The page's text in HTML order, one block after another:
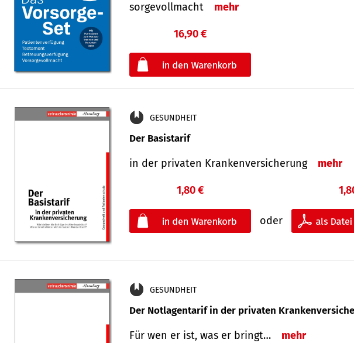
sorge­voll­macht
mehr
16,90 €
GESUNDHEIT
Der Basistarif
in der privaten Kran­ken­ver­siche­rung mehr
1,80 €
oder
GESUNDHEIT
Der Notlagentarif in der privaten
Für wen er ist, was er bringt… mehr